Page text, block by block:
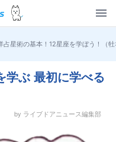
占星術の基本！12星座を学ぼう！（
学ぶ 最初に学べる
by ライブドアニュース編集部